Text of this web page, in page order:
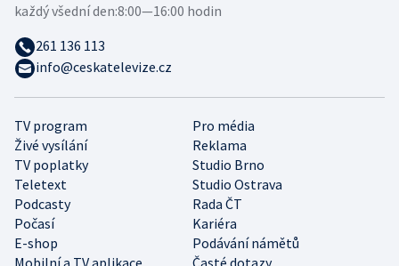
TV program
Pro média
Živé vysílání
Reklama
TV poplatky
Studio Brno
Teletext
Studio Ostrava
Podcasty
Rada ČT
Počasí
Kariéra
E-shop
Podávání námětů
Mobilní a TV aplikace
Časté dotazy
každý všední den:8:00—16:00 hodin
261 136 113
info@ceskatelevize.cz